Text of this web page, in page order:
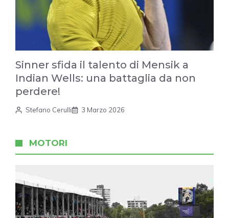
Sinner sfida il talento di Mensik a
Indian Wells: una battaglia da non
perdere!
Stefano Cerulli 3 Marzo 2026
MOTORI